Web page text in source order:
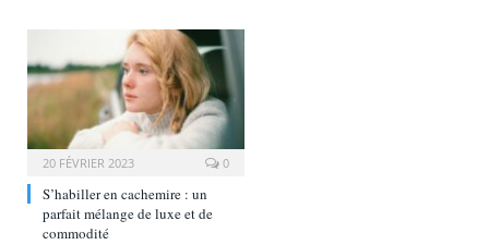
20 FÉVRIER 2023 0
S’habiller en cachemire : un
parfait mélange de luxe et de
commodité